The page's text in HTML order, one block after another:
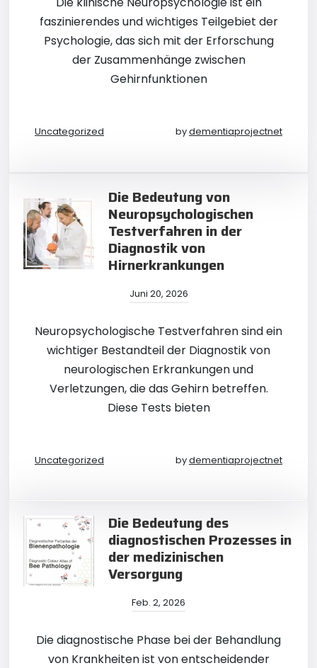
faszinierendes und wichtiges Teilgebiet der
Psychologie, das sich mit der Erforschung
der Zusammenhänge zwischen
Gehirnfunktionen
Uncategorized bydementiaprojectnet
Die Bedeutung von
Neuropsychologischen
Testverfahren in der
Diagnostik von
Hirnerkrankungen
Juni 20, 2026
Neuropsychologische Testverfahren sind ein
wichtiger Bestandteil der Diagnostik von
neurologischen Erkrankungen und
Verletzungen, die das Gehirn betreffen.
Diese Tests bieten
Uncategorized bydementiaprojectnet
Die Bedeutung des
diagnostischen Prozesses in
der medizinischen
Versorgung
Feb. 2, 2026
Die diagnostische Phase bei der Behandlung
von Krankheiten ist von entscheidender